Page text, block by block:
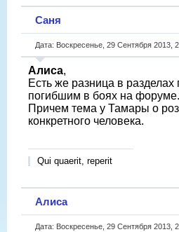
Саня
Дата: Воскресенье, 29 Сентября 2013,
Алиса,
Есть же разница в
погибшим в боях на форуме.
Причем тема у Тамары о
конкретного человека.
Qui quaerit, reperit
Алиса
Дата: Воскресенье, 29 Сентября 2013,